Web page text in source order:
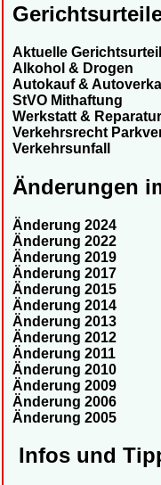
Aktuelle
Alkohol & Drogen
Autokauf &
StVO Mithaftung
Werkstatt & Reparatur
Verkehrsrecht
Verkehrsunfall
Änderungen
Änderung 2024
Änderung 2022
Änderung 2019
Änderung 2017
Änderung 2015
Änderung 2014
Änderung 2013
Änderung 2012
Änderung 2011
Änderung 2010
Änderung 2009
Änderung 2006
Änderung 2005
Infos und